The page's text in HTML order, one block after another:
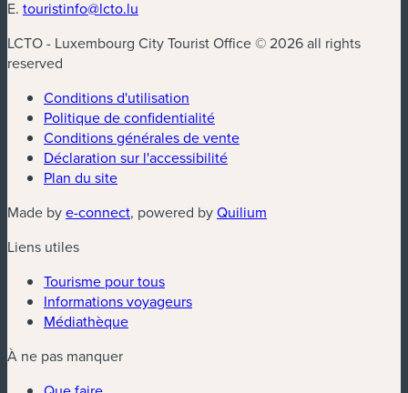
E. touristinfo@lcto.lu
LCTO - Luxembourg City Tourist Office © 2026 all rights
reserved
Conditions d'utilisation
Politique de confidentialité
Conditions générales de vente
Déclaration sur l'accessibilité
Plan du site
Made bye-connect(nouvelle fenêtre)
, powered byQuilium
Liens utiles
Tourisme pour tous
Informations voyageurs
Médiathèque
À ne pas manquer